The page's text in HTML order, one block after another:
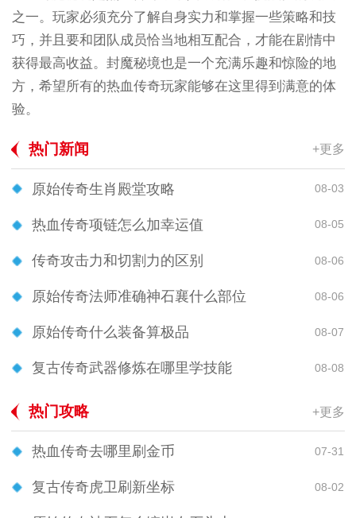
之一。玩家必须充分了解自身实力和掌握一些策略和技
巧，并且要和团队成员恰当地相互配合，才能在剧情中
获得最高收益。封魔秘境也是一个充满乐趣和惊险的地
方，希望所有的热血传奇玩家能够在这里得到满意的体
验。
热门新闻 +更多
原始传奇生肖殿堂攻略 08-03
热血传奇项链怎么加幸运值 08-05
传奇攻击力和切割力的区别 08-06
原始传奇法师准确神石襄什么部位 08-06
原始传奇什么装备算极品 08-07
复古传奇武器修炼在哪里学技能 08-08
热门攻略 +更多
热血传奇去哪里刷金币 07-31
复古传奇虎卫刷新坐标 08-02